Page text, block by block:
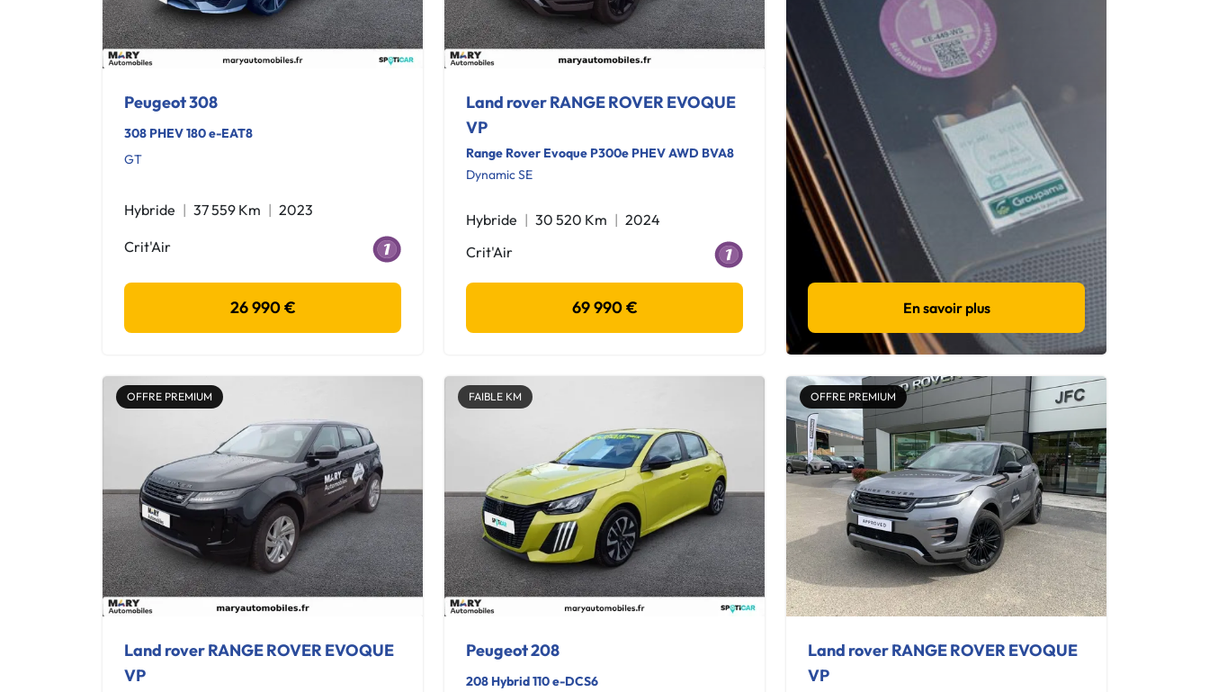
Peugeot 308
308 PHEV 180 e-EAT8
GT
Hybride 37 559 Km 2023
Crit'Air
26 990 €
Land rover RANGE ROVER EVOQUE
VP
Range Rover Evoque P300e PHEV AWD BVA8
Dynamic SE
Hybride 30 520 Km
2024
Crit'Air
69 990 € En savoir plus
OFFRE PREMIUM
Land rover RANGE ROVER EVOQUE
VP
FAIBLE KM
Peugeot 208
208 Hybrid 110 e-DCS6
OFFRE PREMIUM
Land rover RANGE ROVER EVOQUE
VP